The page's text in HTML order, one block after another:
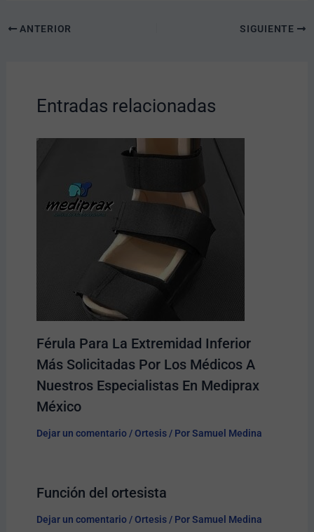
ANTERIOR SIGUIENTE
Entradas relacionadas
Férula Para La Extremidad Inferior
Más Solicitadas Por Los Médicos A
Nuestros Especialistas En Mediprax
México
Dejar un comentario /Ortesis/ PorSamuel Medina
Función del ortesista
Dejar un comentario /Ortesis/ PorSamuel Medina